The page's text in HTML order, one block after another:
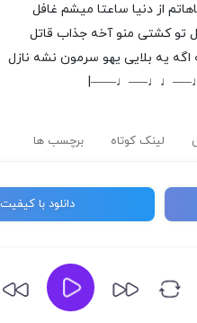
از دنیا ساعتا میشم غافل
تو کشتی منو آخه جذاب قاتل
یه بلایی یهو سرمون نشه نازل
لینک کوتاه برچسب ها
دانلود با کیفیت 320